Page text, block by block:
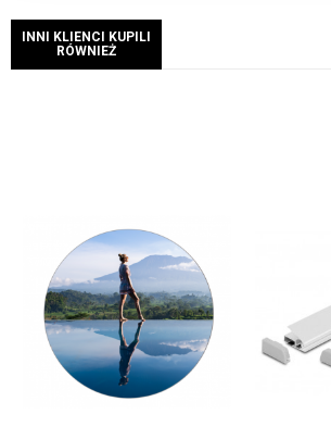
INNI KLIENCI KUPILI
RÓWNIEŻ